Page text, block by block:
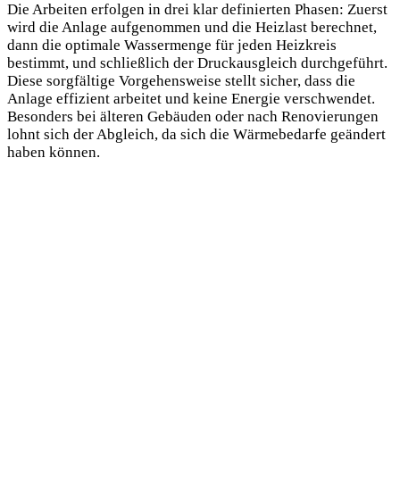
Die Arbeiten erfolgen in drei klar definierten Phasen: Zuerst
wird die Anlage aufgenommen und die Heizlast berechnet,
dann die optimale Wassermenge für jeden Heizkreis
bestimmt, und schließlich der Druckausgleich durchgeführt.
Diese sorgfältige Vorgehensweise stellt sicher, dass die
Anlage effizient arbeitet und keine Energie verschwendet.
Besonders bei älteren Gebäuden oder nach Renovierungen
lohnt sich der Abgleich, da sich die Wärmebedarfe geändert
haben können.